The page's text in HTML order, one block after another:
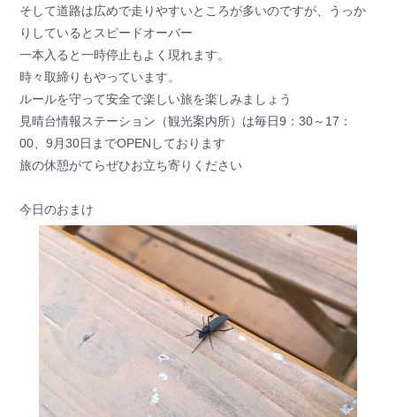
そして道路は広めで走りやすいところが多いのですが、うっか
りしているとスピードオーバー
一本入ると一時停止もよく現れます。
時々取締りもやっています。
ルールを守って安全で楽しい旅を楽しみましょう
見晴台情報ステーション（観光案内所）は毎日9：30～17：
00、9月30日までOPENしております
旅の休憩がてらぜひお立ち寄りください
今日のおまけ